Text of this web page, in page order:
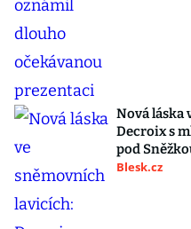
Nová láska
Decroix s
pod
Blesk.cz